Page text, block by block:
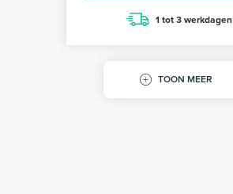
1 tot 3 werkdagen
TOON MEER